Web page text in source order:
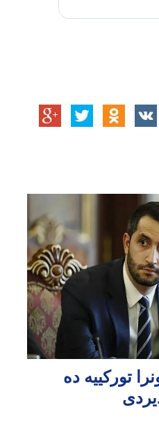
تورکییه ده